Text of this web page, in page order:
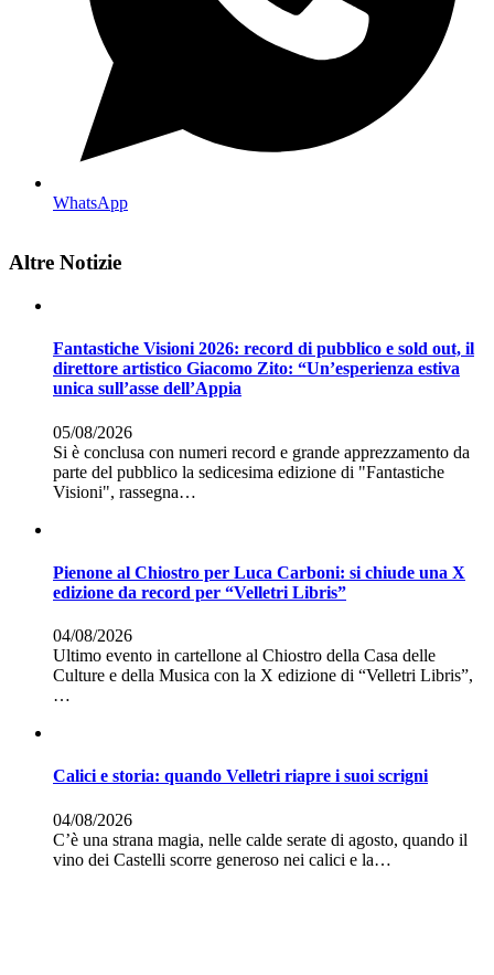
Altre Notizie
Fantastiche Visioni 2026: record di pubblico e sold out, il
direttore artistico Giacomo Zito: “Un’esperienza estiva
unica sull’asse dell’Appia
05/08/2026
Si è conclusa con numeri record e grande apprezzamento da
parte del pubblico la sedicesima edizione di "Fantastiche
Visioni", rassegna…
Pienone al Chiostro per Luca Carboni: si chiude una X
edizione da record per “Velletri Libris”
04/08/2026
Ultimo evento in cartellone al Chiostro della Casa delle
Culture e della Musica con la X edizione di “Velletri Libris”,
…
Calici e storia: quando Velletri riapre i suoi scrigni
04/08/2026
C’è una strana magia, nelle calde serate di agosto, quando il
vino dei Castelli scorre generoso nei calici e la…
WhatsApp